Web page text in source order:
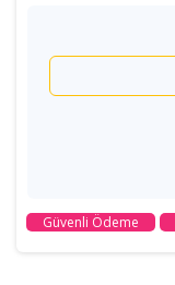
Güvenli Ödeme